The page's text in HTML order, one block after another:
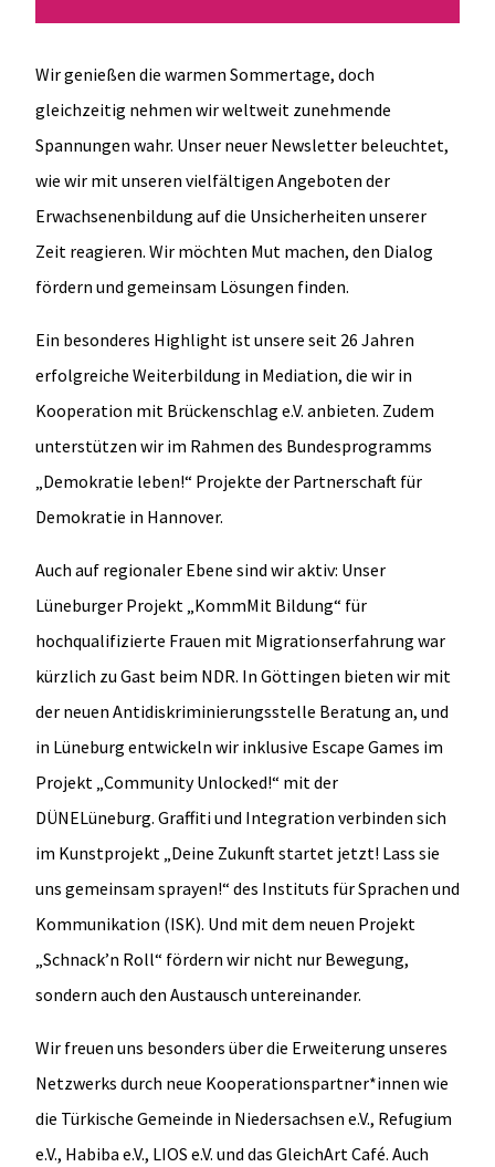
Wir genießen die warmen Sommertage, doch
gleichzeitig nehmen wir weltweit zunehmende
Spannungen wahr. Unser neuer Newsletter beleuchtet,
wie wir mit unseren vielfältigen Angeboten der
Erwachsenenbildung auf die Unsicherheiten unserer
Zeit reagieren. Wir möchten Mut machen, den Dialog
fördern und gemeinsam Lösungen finden.
Ein besonderes Highlight ist unsere seit 26 Jahren
erfolgreiche Weiterbildung in Mediation, die wir in
Kooperation mit Brückenschlag e.V. anbieten. Zudem
unterstützen wir im Rahmen des Bundesprogramms
„Demokratie leben!“ Projekte der Partnerschaft für
Demokratie in Hannover.
Auch auf regionaler Ebene sind wir aktiv: Unser
Lüneburger Projekt „KommMit Bildung“ für
hochqualifizierte Frauen mit Migrationserfahrung war
kürzlich zu Gast beim NDR. In Göttingen bieten wir mit
der neuen Antidiskriminierungsstelle Beratung an, und
in Lüneburg entwickeln wir inklusive Escape Games im
Projekt „Community Unlocked!“ mit der
DÜNELüneburg. Graffiti und Integration verbinden sich
im Kunstprojekt „Deine Zukunft startet jetzt! Lass sie
uns gemeinsam sprayen!“ des Instituts für Sprachen und
Kommunikation (ISK). Und mit dem neuen Projekt
„Schnack’n Roll“ fördern wir nicht nur Bewegung,
sondern auch den Austausch untereinander.
Wir freuen uns besonders über die Erweiterung unseres
Netzwerks durch neue Kooperationspartner*innen wie
die Türkische Gemeinde in Niedersachsen e.V., Refugium
e.V., Habiba e.V., LIOS e.V. und das GleichArt Café. Auch